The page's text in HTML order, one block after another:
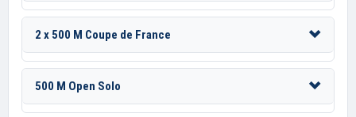
2 x 500 M Coupe de France
500 M Open Solo